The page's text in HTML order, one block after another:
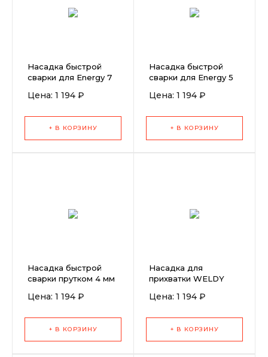
Насадка быстрой
сварки для Energy 7
профиль)
Цена: 1 194 ₽
+ В КОРЗИНУ
Насадка быстрой
сварки для Energy 5
Цена: 1 194 ₽
+ В КОРЗИНУ
Насадка быстрой
сварки прутком 4 мм
Цена: 1 194 ₽
+ В КОРЗИНУ
Насадка для
прихватки WELDY
Цена: 1 194 ₽
+ В КОРЗИНУ